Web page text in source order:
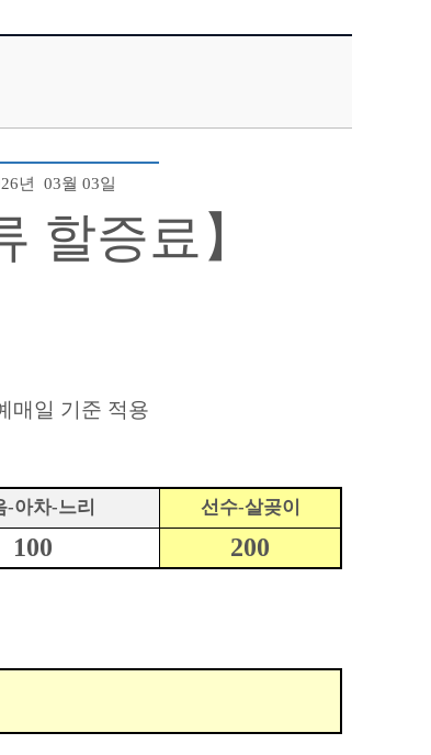
년 03월 03일
할증료】
매일 기준 적용
-아차-느리 선수-살곶이
100 200